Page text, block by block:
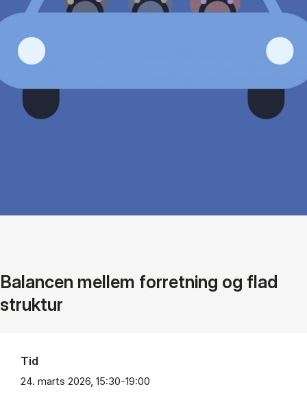
Balancen mellem forretning og flad
struktur
Tid
24. marts 2026, 15:30-19:00